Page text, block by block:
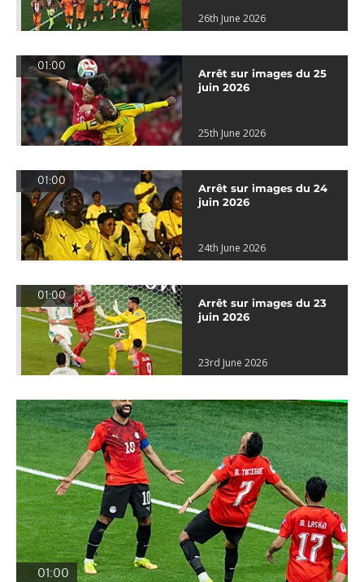
26th June 2026
01:00
Arrêt sur images du 25
juin 2026
25th June 2026
01:00
Arrêt sur images du 24
juin 2026
24th June 2026
01:00
Arrêt sur images du 23
juin 2026
23rd June 2026
01:00